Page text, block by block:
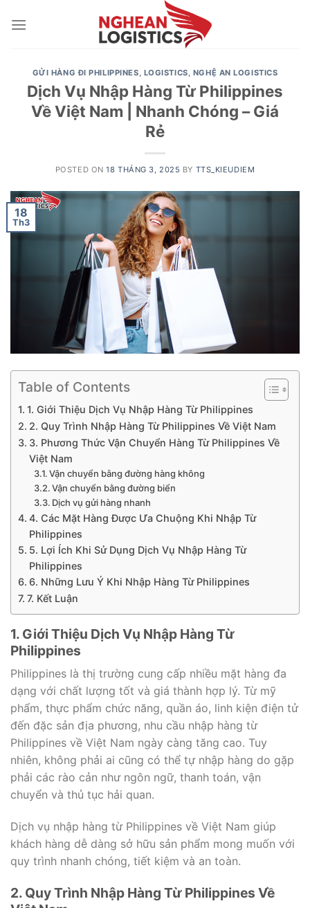
GỬI HÀNG ĐI PHILIPPINES, LOGISTICS, NGHỆ AN LOGISTICS
Dịch Vụ Nhập Hàng Từ Philippines
Về Việt Nam | Nhanh Chóng – Giá
Rẻ
POSTED ON18 THÁNG 3, 2025 BY TTS_KIEUDIEM
18
Th3
Table of Contents
1. Giới Thiệu Dịch Vụ Nhập Hàng Từ Philippines
2. Quy Trình Nhập Hàng Từ Philippines Về Việt Nam
3. Phương Thức Vận Chuyển Hàng Từ Philippines Về
Việt Nam
Vận chuyển bằng đường hàng không
Vận chuyển bằng đường biển
Dịch vụ gửi hàng nhanh
4. Các Mặt Hàng Được Ưa Chuộng Khi Nhập Từ
Philippines
5. Lợi Ích Khi Sử Dụng Dịch Vụ Nhập Hàng Từ
Philippines
6. Những Lưu Ý Khi Nhập Hàng Từ Philippines
7. Kết Luận
1. Giới Thiệu Dịch Vụ Nhập Hàng Từ
Philippines
Philippines là thị trường cung cấp nhiều mặt hàng đa
dạng với chất lượng tốt và giá thành hợp lý. Từ mỹ
phẩm, thực phẩm chức năng, quần áo, linh kiện điện tử
đến đặc sản địa phương, nhu cầu nhập hàng từ
Philippines về Việt Nam ngày càng tăng cao. Tuy
nhiên, không phải ai cũng có thể tự nhập hàng do gặp
phải các rào cản như ngôn ngữ, thanh toán, vận
chuyển và thủ tục hải quan.
Dịch vụ nhập hàng từ Philippines về Việt Nam giúp
khách hàng dễ dàng sở hữu sản phẩm mong muốn với
quy trình nhanh chóng, tiết kiệm và an toàn.
2. Quy Trình Nhập Hàng Từ Philippines Về